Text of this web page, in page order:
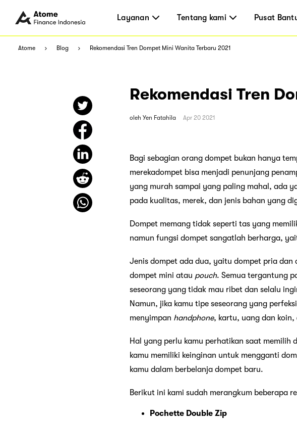
Layanan Tentang kami Pusat
Atome Blog Rekomendasi Tren Dompet Mini Wanita Terbaru 2021
Rekomendasi Tren
oleh Yen Fatahila Apr 20 2021
Bagi sebagian orang dompet bukan hanya
merekadompet bisa menjadi penunjang
yang murah sampai yang paling mahal, ada
pada kualitas, merek, dan jenis bahan yang
Dompet memang tidak seperti tas yang
namun fungsi dompet sangatlah berharga,
Jenis dompet ada dua, yaitu dompet pria
dompet mini atau pouch. Semua tergantung
seseorang yang tidak mau ribet dan selalu
Namun, jika kamu tipe seseorang yang
menyimpan handphone, kartu, uang dan
Hal yang perlu kamu perhatikan saat
kamu memiliki keinginan untuk mengganti
kamu dalam berbelanja dompet baru.
Berikut ini kami sudah merangkum beberapa
Pochette Double Zip